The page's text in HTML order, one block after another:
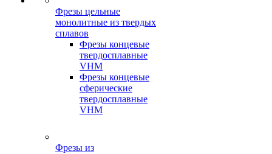
Фрезы цельные
монолитные из твердых
сплавов
Фрезы концевые
твердосплавные
VHM
Фрезы концевые
сферические
твердосплавные
VHM
Фрезы из